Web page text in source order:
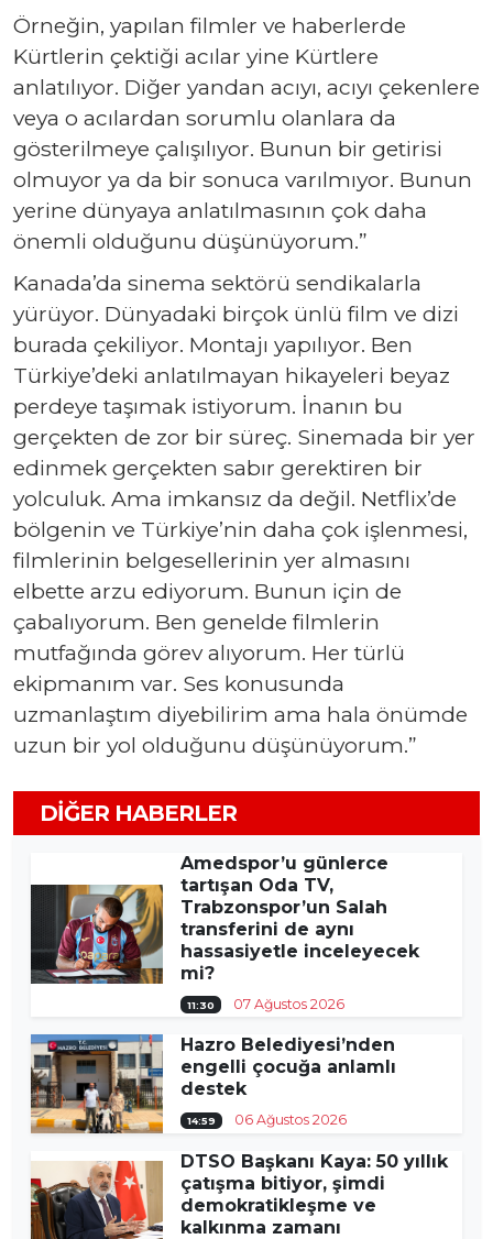
Örneğin, yapılan filmler ve haberlerde
Kürtlerin çektiği acılar yine Kürtlere
anlatılıyor. Diğer yandan acıyı, acıyı çekenlere
veya o acılardan sorumlu olanlara da
gösterilmeye çalışılıyor. Bunun bir getirisi
olmuyor ya da bir sonuca varılmıyor. Bunun
yerine dünyaya anlatılmasının çok daha
önemli olduğunu düşünüyorum.”
Kanada’da sinema sektörü sendikalarla
yürüyor. Dünyadaki birçok ünlü film ve dizi
burada çekiliyor. Montajı yapılıyor. Ben
Türkiye’deki anlatılmayan hikayeleri beyaz
perdeye taşımak istiyorum. İnanın bu
gerçekten de zor bir süreç. Sinemada bir yer
edinmek gerçekten sabır gerektiren bir
yolculuk. Ama imkansız da değil. Netflix’de
bölgenin ve Türkiye’nin daha çok işlenmesi,
filmlerinin belgesellerinin yer almasını
elbette arzu ediyorum. Bunun için de
çabalıyorum. Ben genelde filmlerin
mutfağında görev alıyorum. Her türlü
ekipmanım var. Ses konusunda
uzmanlaştım diyebilirim ama hala önümde
uzun bir yol olduğunu düşünüyorum.”
DIĞER HABERLER
Amedspor’u günlerce
tartışan Oda TV,
Trabzonspor’un Salah
transferini de aynı
hassasiyetle inceleyecek
mi?
11:30 07 Ağustos 2026
Hazro Belediyesi’nden
engelli çocuğa anlamlı
destek
14:59 06 Ağustos 2026
DTSO Başkanı Kaya: 50 yıllık
çatışma bitiyor, şimdi
demokratikleşme ve
kalkınma zamanı